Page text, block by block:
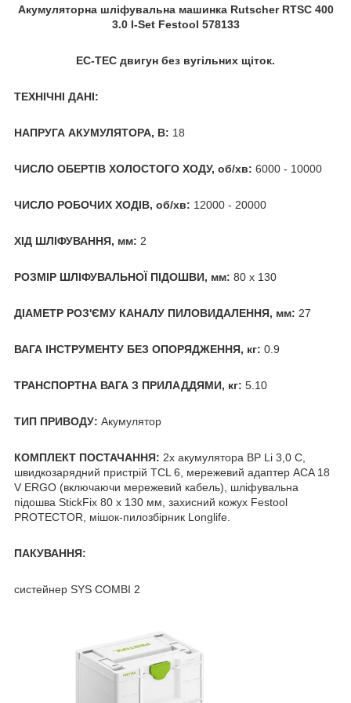
Акумуляторна шліфувальна машинка Rutscher RTSC 400
3.0 I-Set Festool 578133
EC-TEC двигун без вугільних щіток.
ТЕХНІЧНІ ДАНІ:
НАПРУГА АКУМУЛЯТОРА, В: 18
ЧИСЛО ОБЕРТІВ ХОЛОСТОГО ХОДУ, об/хв: 6000 - 10000
ЧИСЛО РОБОЧИХ ХОДІВ, об/хв: 12000 - 20000
ХІД ШЛІФУВАННЯ, мм: 2
РОЗМІР ШЛІФУВАЛЬНОЇ ПІДОШВИ, мм: 80 х 130
ДІАМЕТР РОЗ'ЄМУ КАНАЛУ ПИЛОВИДАЛЕННЯ, мм: 27
ВАГА ІНСТРУМЕНТУ БЕЗ ОПОРЯДЖЕННЯ, кг: 0.9
ТРАНСПОРТНА ВАГА З ПРИЛАДДЯМИ, кг: 5.10
ТИП ПРИВОДУ: Акумулятор
КОМПЛЕКТ ПОСТАЧАННЯ: 2х акумулятора BP Li 3,0 C,
швидкозарядний пристрій TCL 6, мережевий адаптер ACA 18
V ERGO (включаючи мережевий кабель), шліфувальна
підошва StickFix 80 х 130 мм, захисний кожух Festool
PROTECTOR, мішок-пилозбірник Longlife.
ПАКУВАННЯ:
систейнер SYS COMBI 2